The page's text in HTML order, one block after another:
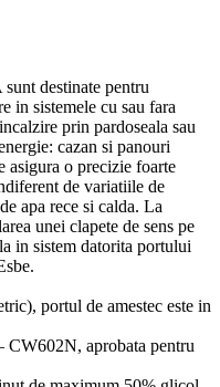
destinate pentru
in sistemele cu sau fara
prin pardoseala sau
cazan si panouri
asigura o precizie foarte
de variatiile de
apa rece si calda. La
unei clapete de sens pe
in sistem datorita portului
portul de amestec este in
CW602N, aprobata pentru